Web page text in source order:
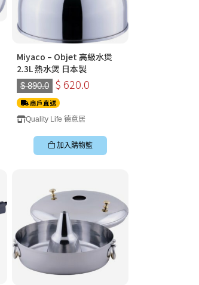
Miyaco – Objet 高級水煲
2.3L 熱水煲 日本製
$ 890.0 $ 620.0
商戶直送
Quality Life 德意居
加入購物籃